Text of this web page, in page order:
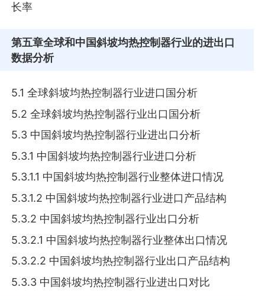
长率
第五章全球和中国斜坡均热控制器行业的进出口
数据分析
5.1 全球斜坡均热控制器行业进口国分析
5.2 全球斜坡均热控制器行业出口国分析
5.3 中国斜坡均热控制器行业进出口分析
5.3.1 中国斜坡均热控制器行业进口分析
5.3.1.1 中国斜坡均热控制器行业整体进口情况
5.3.1.2 中国斜坡均热控制器行业进口产品结构
5.3.2 中国斜坡均热控制器行业出口分析
5.3.2.1 中国斜坡均热控制器行业整体出口情况
5.3.2.2 中国斜坡均热控制器行业出口产品结构
5.3.3 中国斜坡均热控制器行业进出口对比